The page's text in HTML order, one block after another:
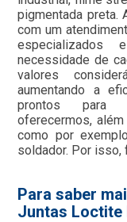
pigmentada preta.
com um
especializados
necessidade de
valores
aumentando a
prontos para
oferecermos,
como por
soldador. Por isso,
Para saber
Juntas Loctite